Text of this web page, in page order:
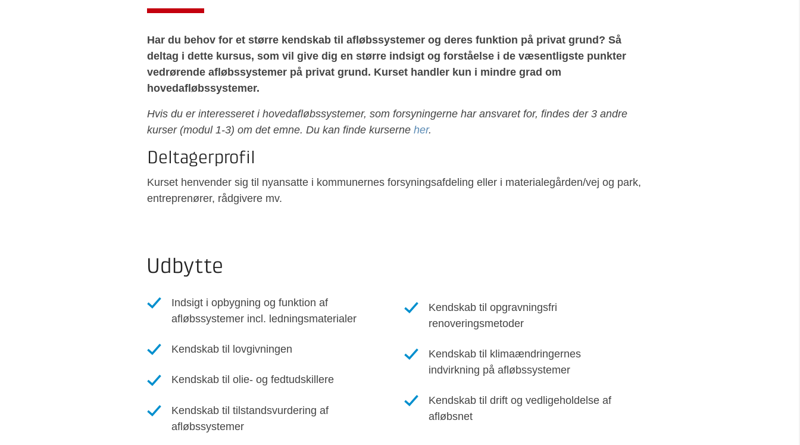
Har du behov for et større kendskab til afløbssystemer og deres funktion på privat grund? Så
deltag i dette kursus, som vil give dig en større indsigt og forståelse i de væsentligste punkter
vedrørende afløbssystemer på privat grund. Kurset handler kun i mindre grad om
hovedafløbssystemer.
Hvis du er interesseret i hovedafløbssystemer, som forsyningerne har ansvaret for, findes der 3 andre
kurser (modul 1-3) om det emne. Du kan finde kurserne her.
Deltagerprofil
Kurset henvender sig til nyansatte i kommunernes forsyningsafdeling eller i materialegården/vej og park,
entreprenører, rådgivere mv.
Udbytte
Indsigt i opbygning og funktion af
afløbssystemer incl. ledningsmaterialer
Kendskab til lovgivningen
Kendskab til olie- og fedtudskillere
Kendskab til tilstandsvurdering af
afløbssystemer
Kendskab til opgravningsfri
renoveringsmetoder
Kendskab til klimaændringernes
indvirkning på afløbssystemer
Kendskab til drift og vedligeholdelse af
afløbsnet